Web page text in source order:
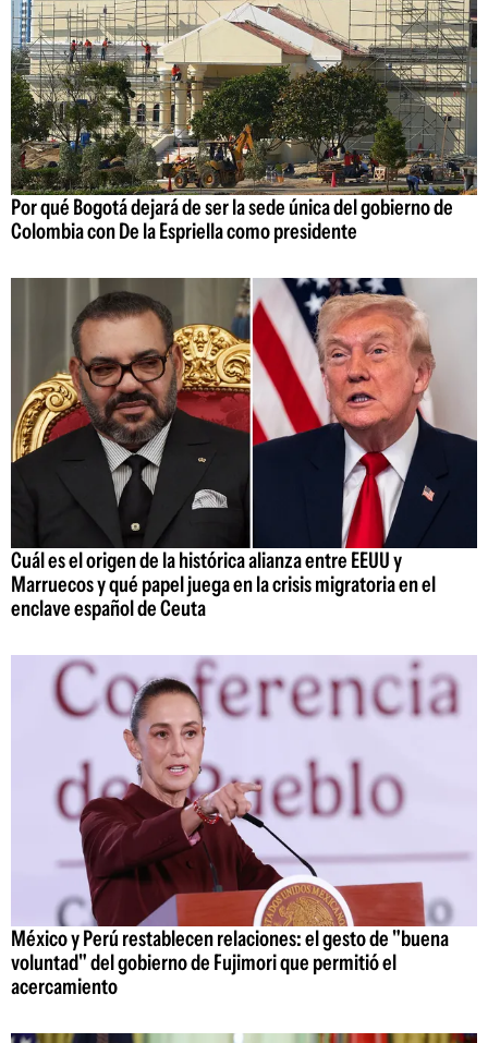
Por qué Bogotá dejará de ser la sede única del gobierno de
Colombia con De la Espriella como presidente
Cuál es el origen de la histórica alianza entre EEUU y
Marruecos y qué papel juega en la crisis migratoria en el
enclave español de Ceuta
México y Perú restablecen relaciones: el gesto de "buena
voluntad" del gobierno de Fujimori que permitió el
acercamiento